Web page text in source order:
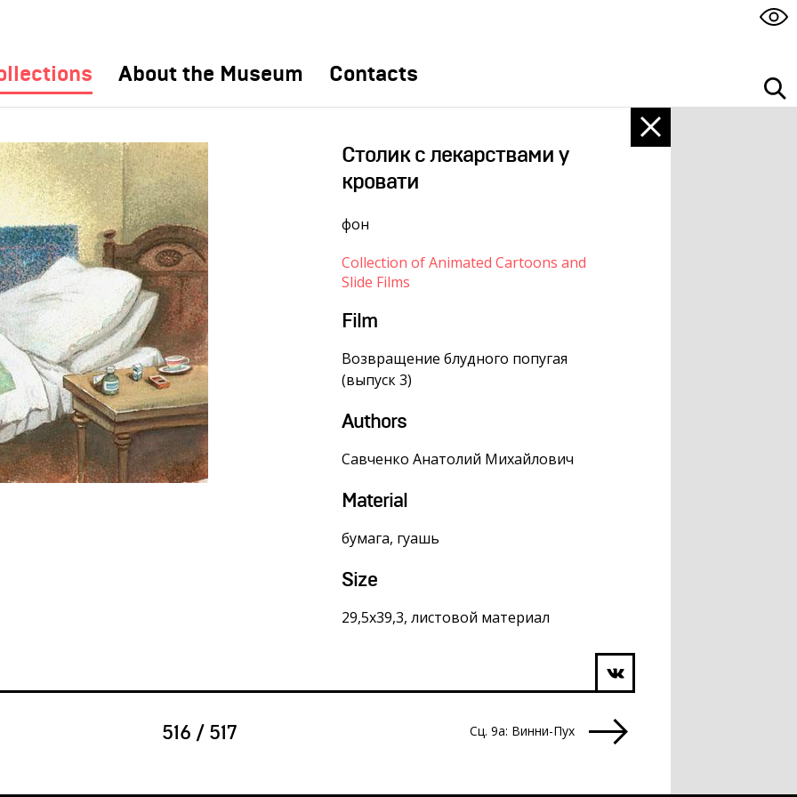
About the Museum Contacts
Столик с лекарствами у
кровати
фон
Collection of Animated Cartoons and
Slide Films
Film
Возвращение блудного попугая
(выпуск 3)
Authors
Савченко Анатолий Михайлович
Material
бумага, гуашь
Size
29,5х39,3, листовой материал
516 / 517 Сц. 9а: Винни-Пух